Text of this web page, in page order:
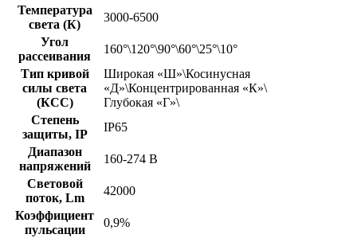
Температура
света (К)
3000-6500
Угол
рассеивания
160°\120°\90°\60°\25°\10°
Тип кривой
силы света
(КСС)
Широкая «Ш»\Косинусная
«Д»\Концентрированная «К»\
Глубокая «Г»\
Степень
защиты, IP
IP65
Диапазон
напряжений
160-274 В
Световой
поток, Lm
42000
Коэффициент
пульсации
0,9%